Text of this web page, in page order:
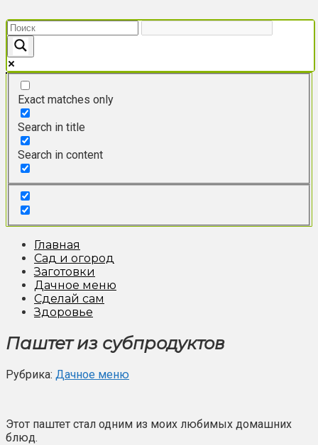
к
контенту
Exact matches only
Search in title
Search in content
Главная
Сад и огород
Заготовки
Дачное меню
Сделай сам
Здоровье
Паштет из субпродуктов
Рубрика: Дачное меню
Этот паштет стал одним из моих любимых домашних
блюд.